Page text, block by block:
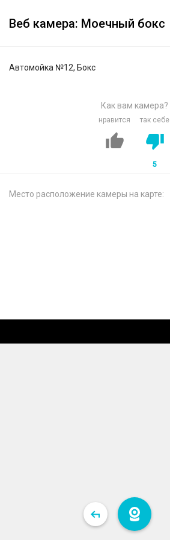
Веб камера: Моечный бокс
Автомойка №12, Бокс
Как вам камера?
нравится так себе
5
Место расположение камеры на карте: